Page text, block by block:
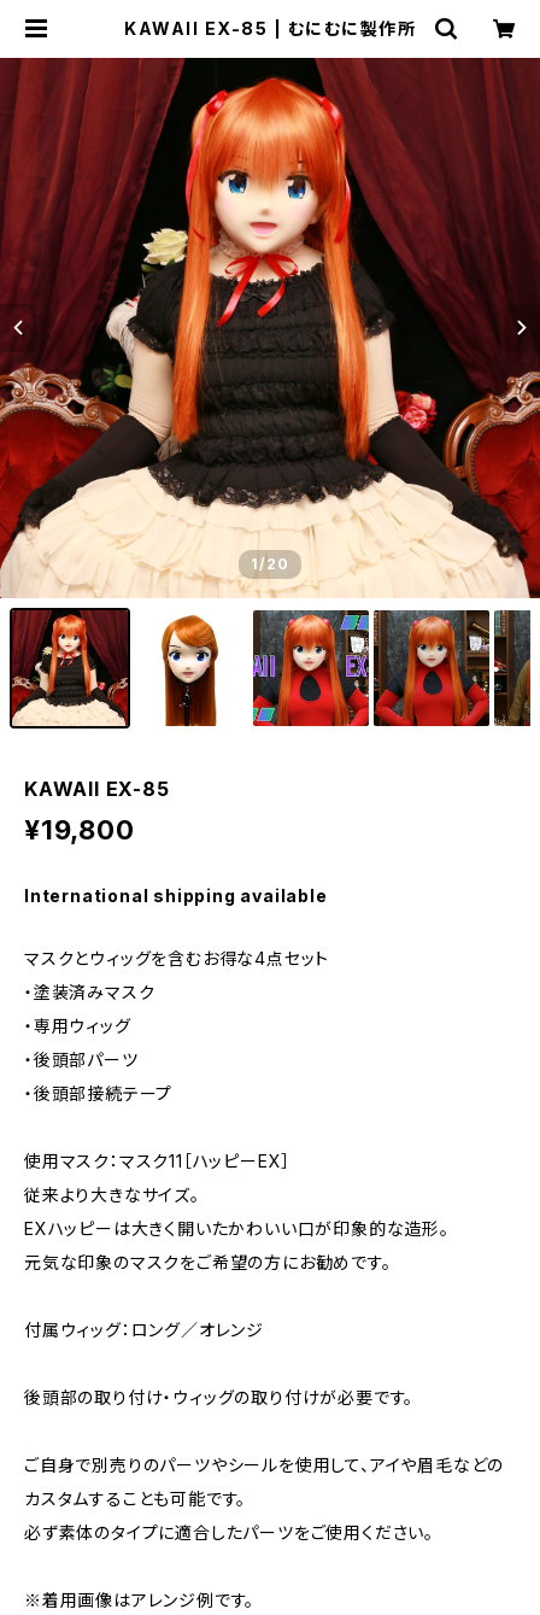
KAWAII EX-85 | むにむに製作所
1/20
KAWAII EX-85
¥19,800
International shipping available
マスクとウィッグを含むお得な4点セット
・塗装済みマスク
・専用ウィッグ
・後頭部パーツ
・後頭部接続テープ
使用マスク：マスク11［ハッピーEX］
従来より大きなサイズ。
EXハッピーは大きく開いたかわいい口が印象的な造形。
元気な印象のマスクをご希望の方にお勧めです。
付属ウィッグ：ロング／オレンジ
後頭部の取り付け・ウィッグの取り付けが必要です。
ご自身で別売りのパーツやシールを使用して、アイや眉毛などの
カスタムすることも可能です。
必ず素体のタイプに適合したパーツをご使用ください。
※着用画像はアレンジ例です。